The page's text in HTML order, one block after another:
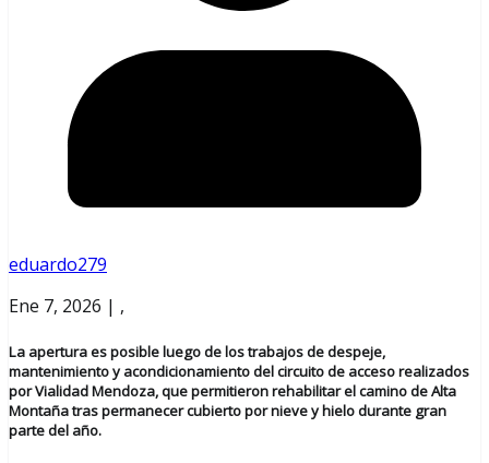
eduardo279
Ene 7, 2026 | ,
La apertura es posible luego de los trabajos de despeje,
mantenimiento y acondicionamiento del circuito de acceso realizados
por Vialidad Mendoza, que permitieron rehabilitar el camino de Alta
Montaña tras permanecer cubierto por nieve y hielo durante gran
parte del año.